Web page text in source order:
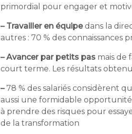
primordial pour engager et
– Travailler en équipedans la
autres : 70 % des connaissances
– Avancer par petits pas mais de
court terme. Les résultats
–78 % des salariés considèrent
aussi une formidable
à prendre des risques pour
de la transformation